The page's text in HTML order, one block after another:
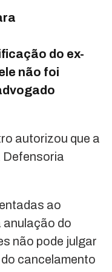
do ex-
não foi
autorizou que a
Defensoria
ao
anulação do
não pode julgar
cancelamento